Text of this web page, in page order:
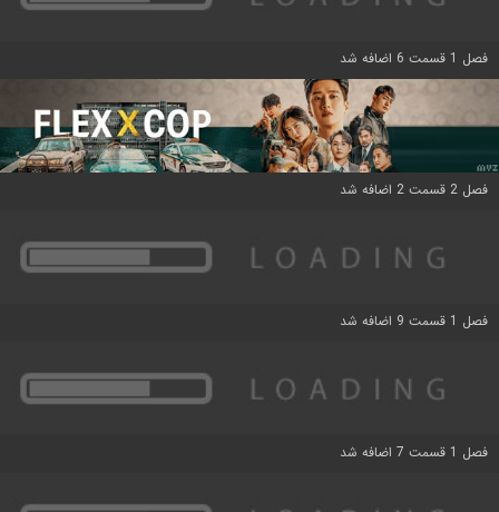
فصل 1 قسمت 6 اضافه شد
فصل 2 قسمت 2 اضافه شد
فصل 1 قسمت 9 اضافه شد
فصل 1 قسمت 7 اضافه شد